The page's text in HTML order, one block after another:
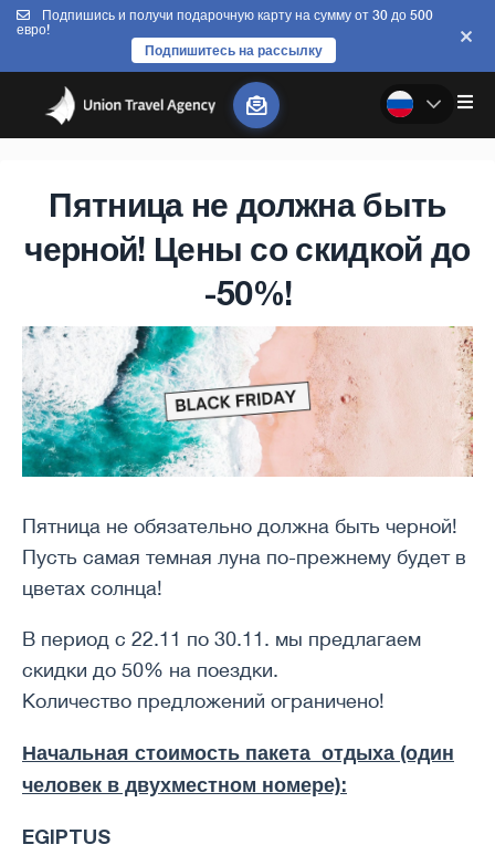
Подпишись и получи подарочную карту на сумму от 30 до 500
евро!
Подпишитесь на рассылку
Пятница не должна быть
черной! Цены со скидкой до
-50%!
Пятница не обязательно должна быть черной!
Пусть самая темная луна по-прежнему будет в
цветах солнца!
В период с 22.11 по 30.11. мы предлагаем
скидки до 50% на поездки.
Количество предложений ограничено!
Начальная стоимость пакета отдыха (один
человек в двухместном номере):
EGIPTUS